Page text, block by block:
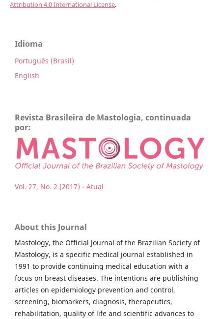
Attribution 4.0 International License.
Idioma
Português (Brasil)
English
Revista Brasileira de Mastologia, continuada
por:
Vol. 27, No. 2 (2017) - Atual
About this Journal
Mastology, the Official Journal of the Brazilian Society of
Mastology, is a specific medical journal established in
1991 to provide continuing medical education with a
focus on breast diseases. The intentions are publishing
articles on epidemiology prevention and control,
screening, biomarkers, diagnosis, therapeutics,
rehabilitation, quality of life and scientific advances to